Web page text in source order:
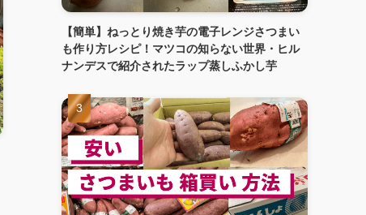
【簡単】ねっとり焼き芋の電子レンジさつまい
も作り方レシピ！マツコの知らない世界・ヒル
ナンデスで紹介されたラップ蒸しふかし芋